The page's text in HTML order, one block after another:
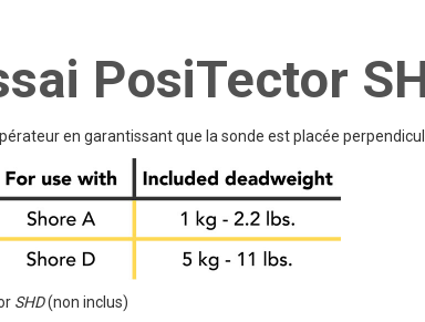
PosiTector
en garantissant que la sonde est placée
SHD(non inclus)